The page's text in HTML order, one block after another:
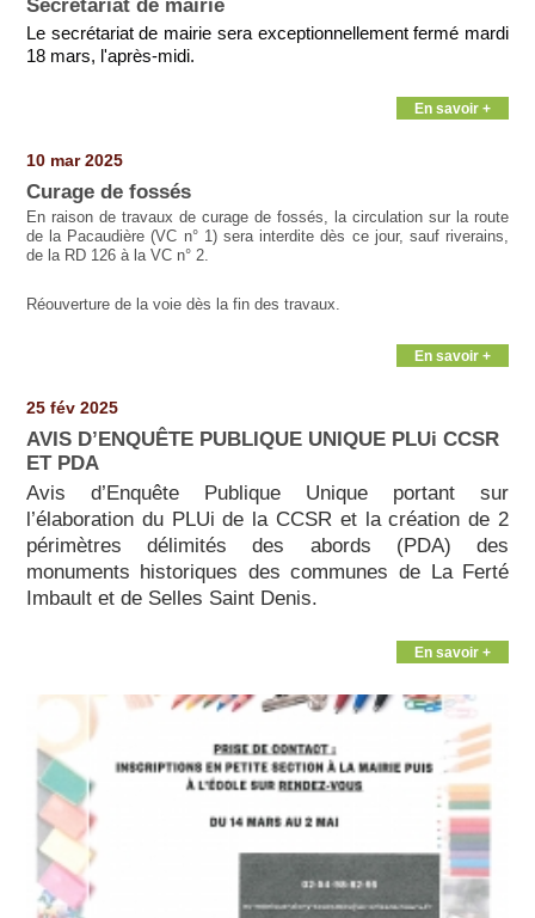
Secrétariat de mairie
Le secrétariat de mairie sera exceptionnellement fermé mardi
18 mars, l'après-midi.
En savoir +
10 mar 2025
Curage de fossés
En raison de travaux de curage de fossés, la circulation sur la route
de la Pacaudière (VC n° 1) sera interdite dès ce jour, sauf riverains,
de la RD 126 à la VC n° 2.
Réouverture de la voie dès la fin des travaux.
En savoir +
25 fév 2025
AVIS D’ENQUÊTE PUBLIQUE UNIQUE PLUi CCSR
ET PDA
Avis d’Enquête Publique Unique portant sur
l’élaboration du PLUi de la CCSR et la création de 2
périmètres délimités des abords (PDA) des
monuments historiques des communes de La Ferté
Imbault et de Selles Saint Denis.
En savoir +